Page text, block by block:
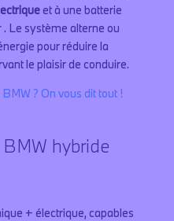
et à une batterie
Le système alterne ou
pour réduire la
le plaisir de conduire.
? On vous dit tout !
hybride
+ électrique, capables